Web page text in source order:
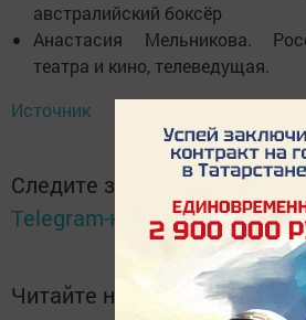
австралийский боксёр
Анастасия Мельникова.
театра и кино, телеведущая.
Источник
Следите за самым важным
Telegram-каналеТатмедиа
Читайте новости